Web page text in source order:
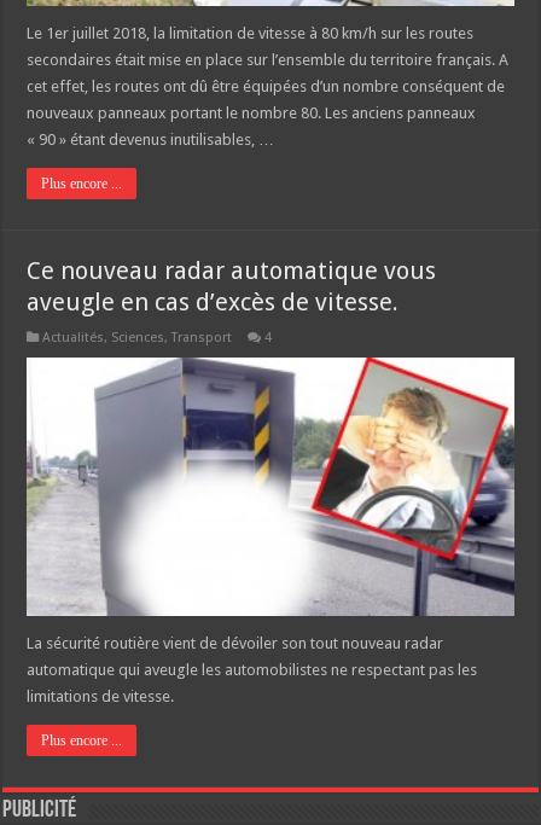
Le 1er juillet 2018, la limitation de vitesse à 80 km/h sur les routes
secondaires était mise en place sur l’ensemble du territoire français. A
cet effet, les routes ont dû être équipées d’un nombre conséquent de
nouveaux panneaux portant le nombre 80. Les anciens panneaux
« 90 » étant devenus inutilisables, …
Plus encore ...
Ce nouveau radar automatique vous
aveugle en cas d’excès de vitesse.
Actualités, Sciences,Transport 4
La sécurité routière vient de dévoiler son tout nouveau radar
automatique qui aveugle les automobilistes ne respectant pas les
limitations de vitesse.
Plus encore ...
Publicité